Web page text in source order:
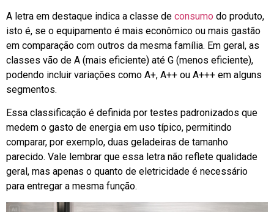
A letra em destaque indica a classe de consumo do produto,
isto é, se o equipamento é mais econômico ou mais gastão
em comparação com outros da mesma família. Em geral, as
classes vão de A (mais eficiente) até G (menos eficiente),
podendo incluir variações como A+, A++ ou A+++ em alguns
segmentos.
Essa classificação é definida por testes padronizados que
medem o gasto de energia em uso típico, permitindo
comparar, por exemplo, duas geladeiras de tamanho
parecido. Vale lembrar que essa letra não reflete qualidade
geral, mas apenas o quanto de eletricidade é necessário
para entregar a mesma função.